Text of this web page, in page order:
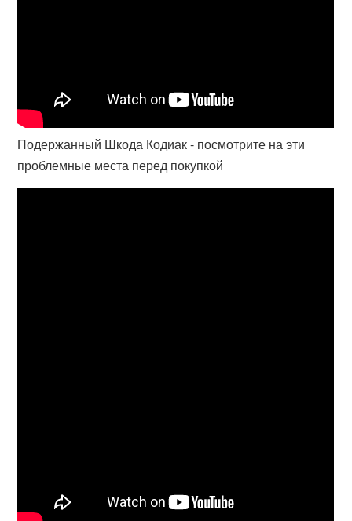
Подержанный Шкода Кодиак - посмотрите на эти
проблемные места перед покупкой